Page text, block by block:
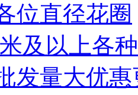
位直径花圈
及以上各
发量大优惠